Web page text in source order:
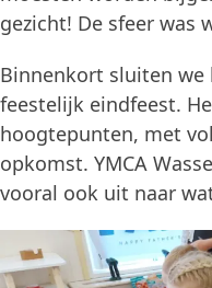
gezicht! De sfeer was
Binnenkort sluiten we
feestelijk eindfeest.
hoogtepunten, met
opkomst. YMCA
vooral ook uit naar